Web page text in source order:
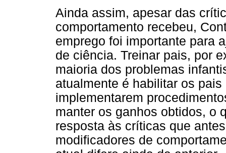
Ainda assim, apesar das
comportamento recebeu,
emprego foi importante para
de ciência. Treinar pais, por
maioria dos problemas
atualmente é habilitar os
implementarem
manter os ganhos obtidos, o
resposta às críticas que
modificadores de